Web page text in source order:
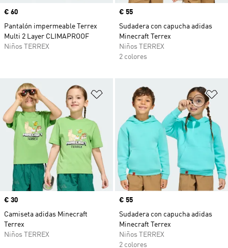
Precio
€ 60
Pantalón impermeable Terrex
Multi 2 Layer CLIMAPROOF
Niños TERREX
Precio
€ 55
Sudadera con capucha adidas
Minecraft Terrex
Niños TERREX
2 colores
Añadir a la lista de deseos
Precio
€ 30
Camiseta adidas Minecraft
Terrex
Niños TERREX
Precio
€ 55
Sudadera con capucha adidas
Minecraft Terrex
Niños TERREX
2 colores